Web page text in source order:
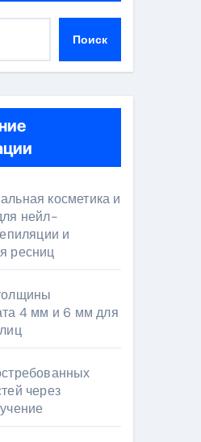
Поиск
косметика и
нейл-
и
ресниц
4 мм и 6 мм для
через